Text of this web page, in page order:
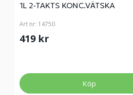
1L 2-TAKTS KONC.VÄTSKA
Art nr: 14750
419 kr
Köp